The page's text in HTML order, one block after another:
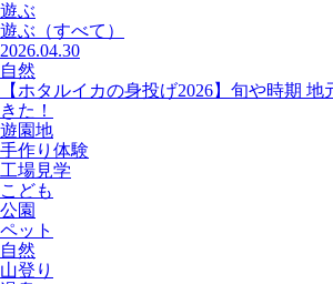
遊ぶ
遊ぶ （すべて）
2026.04.30
自然
【ホタルイカの身投げ2026】旬や時期
きた！
遊園地
手作り体験
工場見学
こども
公園
ペット
自然
山登り